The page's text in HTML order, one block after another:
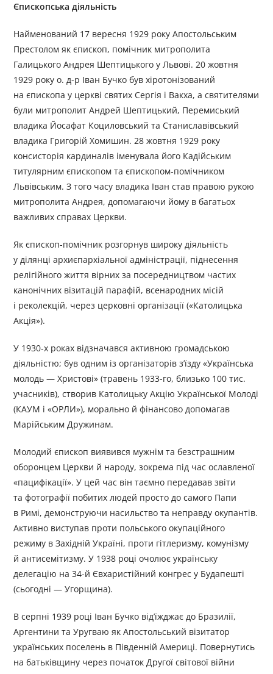
Єпископська діяльність
Найменований 17 вересня 1929 року Апостольським
Престолом як єпископ, помічник митрополита
Галицького Андрея Шептицького у Львові. 20 жовтня
1929 року о. д-р Іван Бучко був хіротонізований
на єпископа у церкві святих Сергія і Вакха, а святителями
були митрополит Андрей Шептицький, Перемиський
владика Йосафат Коциловський та Станиславівський
владика Григорій Хомишин. 28 жовтня 1929 року
консисторія кардиналів іменувала його Кадійським
титулярним єпископом та єпископом-помічником
Львівським. З того часу владика Іван став правою рукою
митрополита Андрея, допомагаючи йому в багатьох
важливих справах Церкви.
Як єпископ-помічник розгорнув широку діяльність
у ділянці архиєпархіальної адміністрації, піднесення
релігійного життя вірних за посередництвом частих
канонічних візитацій парафій, всенародних місій
і реколекцій, через церковні організації («Католицька
Акція»).
У 1930-х роках відзначався активною громадською
діяльністю; був одним із організаторів з’їзду «Українська
молодь — Христові» (травень 1933-го, близько 100 тис.
учасників), створив Католицьку Акцію Української Молоді
(КАУМ і «ОРЛИ»), морально й фінансово допомагав
Марійським Дружинам.
Молодий єпископ виявився мужнім та безстрашним
оборонцем Церкви й народу, зокрема під час ославленої
«пацифікації». У цей час він таємно передавав звіти
та фотографії побитих людей просто до самого Папи
в Римі, демонструючи насильство та неправду окупантів.
Активно виступав проти польського окупаційного
режиму в Західній Україні, проти гітлеризму, комунізму
й антисемітизму. У 1938 році очолює українську
делегацію на 34-й Євхаристійний конгрес у Будапешті
(сьогодні — Угорщина).
В серпні 1939 році Іван Бучко від’їжджає до Бразилії,
Аргентини та Уругваю як Апостольський візитатор
українських поселень в Південній Америці. Повернутись
на батьківщину через початок Другої світової війни